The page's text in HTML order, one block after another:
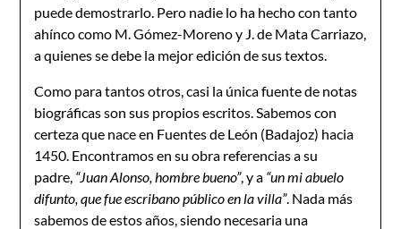
puede demostrarlo. Pero nadie lo ha hecho con tanto
ahínco como M. Gómez-Moreno y J. de Mata Carriazo,
a quienes se debe la mejor edición de sus textos.
Como para tantos otros, casi la única fuente de notas
biográficas son sus propios escritos. Sabemos con
certeza que nace en Fuentes de León (Badajoz) hacia
1450. Encontramos en su obra referencias a su
padre, “Juan Alonso, hombre bueno”, y a “un mi abuelo
difunto, que fue escribano público en la villa”. Nada más
sabemos de estos años, siendo necesaria una